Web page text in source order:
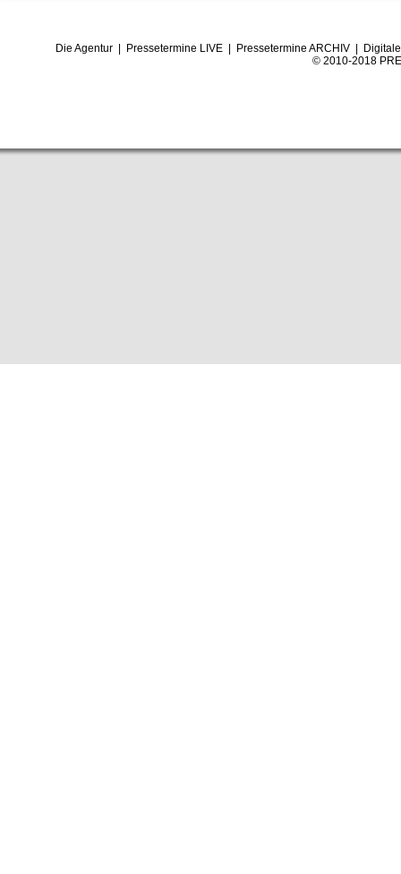
Die Agentur| Pressetermine LIVE| Pressetermine ARCHIV|
© 2010-2018